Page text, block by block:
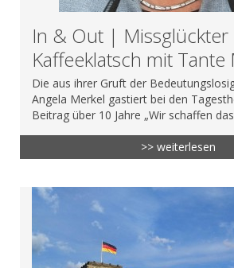
In & Out | Missglückter
Kaffeeklatsch mit Tante
Die aus ihrer Gruft der
Angela Merkel gastiert bei den
Beitrag über 10 Jahre „Wir schaffen
>> weiterlesen